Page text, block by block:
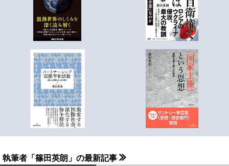
執筆者「篠田英朗」の最新記事